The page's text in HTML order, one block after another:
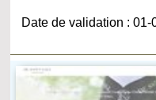
Date de validation : 01-